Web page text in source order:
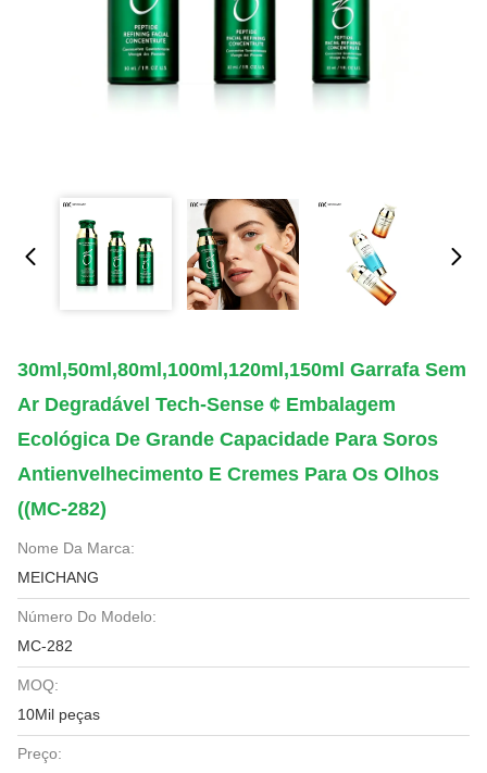
30ml,50ml,80ml,100ml,120ml,150ml Garrafa Sem
Ar Degradável Tech-Sense ¢ Embalagem
Ecológica De Grande Capacidade Para Soros
Antienvelhecimento E Cremes Para Os Olhos
((MC-282)
Nome Da Marca:
MEICHANG
Número Do Modelo:
MC-282
MOQ:
10Mil peças
Preço: